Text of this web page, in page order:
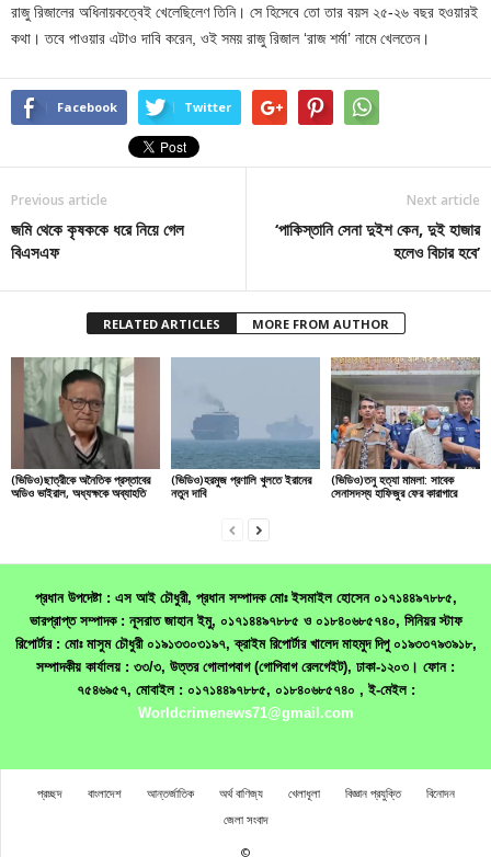
রাজু রিজালের অধিনায়কত্বেই খেলেছিলেণ তিনি। সে হিসেবে তো তার বয়স ২৫-২৬ বছর হওয়ারই
কথা। তবে পাওয়ার এটাও দাবি করেন, ওই সময় রাজু রিজাল ‘রাজ শর্মা’ নামে খেলতেন।
Facebook Twitter
Previous article
জমি থেকে কৃষককে ধরে নিয়ে গেল
বিএসএফ
Next article
‘পাকিস্তানি সেনা দুইশ কেন, দুই হাজার
হলেও বিচার হবে’
RELATED ARTICLES MORE FROM AUTHOR
(ভিডিও)ছাত্রীকে অনৈতিক প্রস্তাবের
অডিও ভাইরাল, অধ্যক্ষকে অব্যাহতি
(ভিডিও)হরমুজ প্রণালি খুলতে ইরানের
নতুন দাবি
(ভিডিও)তনু হত্যা মামলা: সাবেক
সেনাসদস্য হাফিজুর ফের কারাগারে
প্রধান উপদেষ্টা : এস আই চৌধুরী, প্রধান সম্পাদক মোঃ ইসমাইল হোসেন ০১৭১৪৪৯৭৮৮৫,
ভারপ্রাপ্ত সম্পাদক : নূসরাত জাহান ইমু, ০১৭১৪৪৯৭৮৮৫ ও ০১৮৪০৬৮৫৭৪০, সিনিয়র স্টাফ
রিপোর্টার : মোঃ মাসুম চৌধুরী ০১৯১৩৩০৩১৯৭, ক্রাইম রিপোর্টার খালেদ মাহমুদ দিপু ০১৯৩৩৭৯৩৯১৮,
সম্পাদকীয় কার্যালয় : ৩৩/৩, উত্তর গোলাপবাগ (গোপিবাগ রেলগেইট), ঢাকা-১২০৩। ফোন :
৭৫৪৬৯৫৭, মোবাইল : ০১৭১৪৪৯৭৮৮৫, ০১৮৪০৬৮৫৭৪০ , ই-মেইল :
Worldcrimenews71@gmail.com
প্রচ্ছদ বাংলাদেশ আন্তর্জাতিক অর্থ বাণিজ্য খেলাধূলা বিজ্ঞান প্রযুক্তি
বিনোদন
জেলা সংবাদ
©